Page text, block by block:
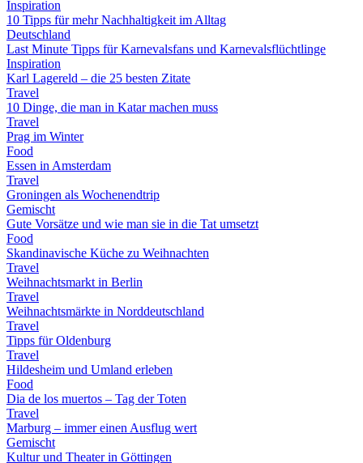
Inspiration
10 Tipps für mehr Nachhaltigkeit im Alltag
Deutschland
Last Minute Tipps für Karnevalsfans und Karnevalsflüchtlinge
Inspiration
Karl Lagereld – die 25 besten Zitate
Travel
10 Dinge, die man in Katar machen muss
Travel
Prag im Winter
Food
Essen in Amsterdam
Travel
Groningen als Wochenendtrip
Gemischt
Gute Vorsätze und wie man sie in die Tat umsetzt
Food
Skandinavische Küche zu Weihnachten
Travel
Weihnachtsmarkt in Berlin
Travel
Weihnachtsmärkte in Norddeutschland
Travel
Tipps für Oldenburg
Travel
Hildesheim und Umland erleben
Food
Dia de los muertos – Tag der Toten
Travel
Marburg – immer einen Ausflug wert
Gemischt
Kultur und Theater in Göttingen